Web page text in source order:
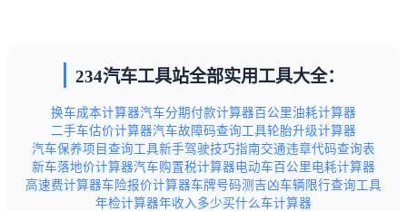
234汽车工具站全部实用工具大全：
换车成本计算器汽车分期付款计算器百公里油耗计算器
二手车估价计算器汽车故障码查询工具轮胎升级计算器
汽车保养项目查询工具新手驾驶技巧指南交通违章代码查询表
新车落地价计算器汽车购置税计算器电动车百公里电耗计算器
高速费计算器车险报价计算器车牌号码测吉凶车辆限行查询工具
年检计算器年收入多少买什么车计算器